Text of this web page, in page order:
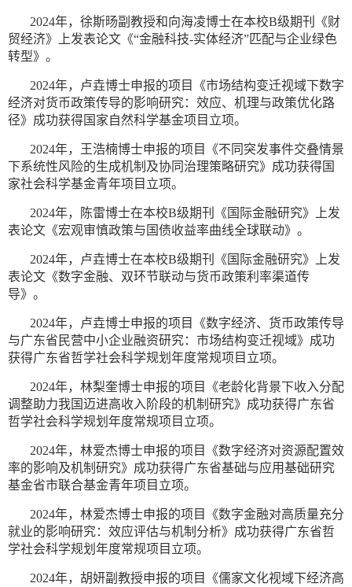
2024年，徐斯旸副教授和向海凌博士在本校B级期刊《财
贸经济》上发表论文《“金融科技-实体经济”匹配与企业绿色
转型》。
2024年，卢垚博士申报的项目《市场结构变迁视域下数字
经济对货币政策传导的影响研究：效应、机理与政策优化路
径》成功获得国家自然科学基金项目立项。
2024年，王浩楠博士申报的项目《不同突发事件交叠情景
下系统性风险的生成机制及协同治理策略研究》成功获得国
家社会科学基金青年项目立项。
2024年，陈雷博士在本校B级期刊《国际金融研究》上发
表论文《宏观审慎政策与国债收益率曲线全球联动》。
2024年，卢垚博士在本校B级期刊《国际金融研究》上发
表论文《数字金融、双环节联动与货币政策利率渠道传
导》。
2024年，卢垚博士申报的项目《数字经济、货币政策传导
与广东省民营中小企业融资研究：市场结构变迁视域》成功
获得广东省哲学社会科学规划年度常规项目立项。
2024年，林梨奎博士申报的项目《老龄化背景下收入分配
调整助力我国迈进高收入阶段的机制研究》成功获得广东省
哲学社会科学规划年度常规项目立项。
2024年，林爱杰博士申报的项目《数字经济对资源配置效
率的影响及机制研究》成功获得广东省基础与应用基础研究
基金省市联合基金青年项目立项。
2024年，林爱杰博士申报的项目《数字金融对高质量充分
就业的影响研究：效应评估与机制分析》成功获得广东省哲
学社会科学规划年度常规项目立项。
2024年，胡妍副教授申报的项目《儒家文化视域下经济高